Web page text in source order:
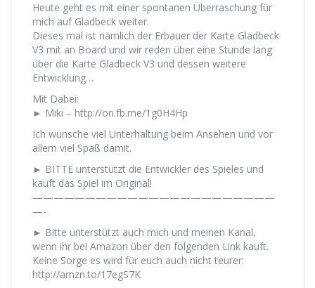
Heute geht es mit einer spontanen Überraschung für
mich auf Gladbeck weiter.
Dieses mal ist nämlich der Erbauer der Karte Gladbeck
V3 mit an Board und wir reden über eine Stunde lang
über die Karte Gladbeck V3 und dessen weitere
Entwicklung…
Mit Dabei:
► Miki – http://on.fb.me/1g0H4Hp
Ich wünsche viel Unterhaltung beim Ansehen und vor
allem viel Spaß damit.
► BITTE unterstützt die Entwickler des Spieles und
kauft das Spiel im Original!
———————————————————————
—-
► Bitte unterstützt auch mich und meinen Kanal,
wenn ihr bei Amazon über den folgenden Link kauft.
Keine Sorge es wird für euch auch nicht teurer:
http://amzn.to/17egS7K